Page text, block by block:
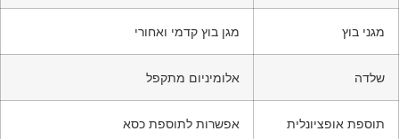
מגני בוץ מגן בוץ קדמי ואחורי
שלדה אלומיניום מתקפל
תוספת אופציונלית אפשרות לתוספת כסא